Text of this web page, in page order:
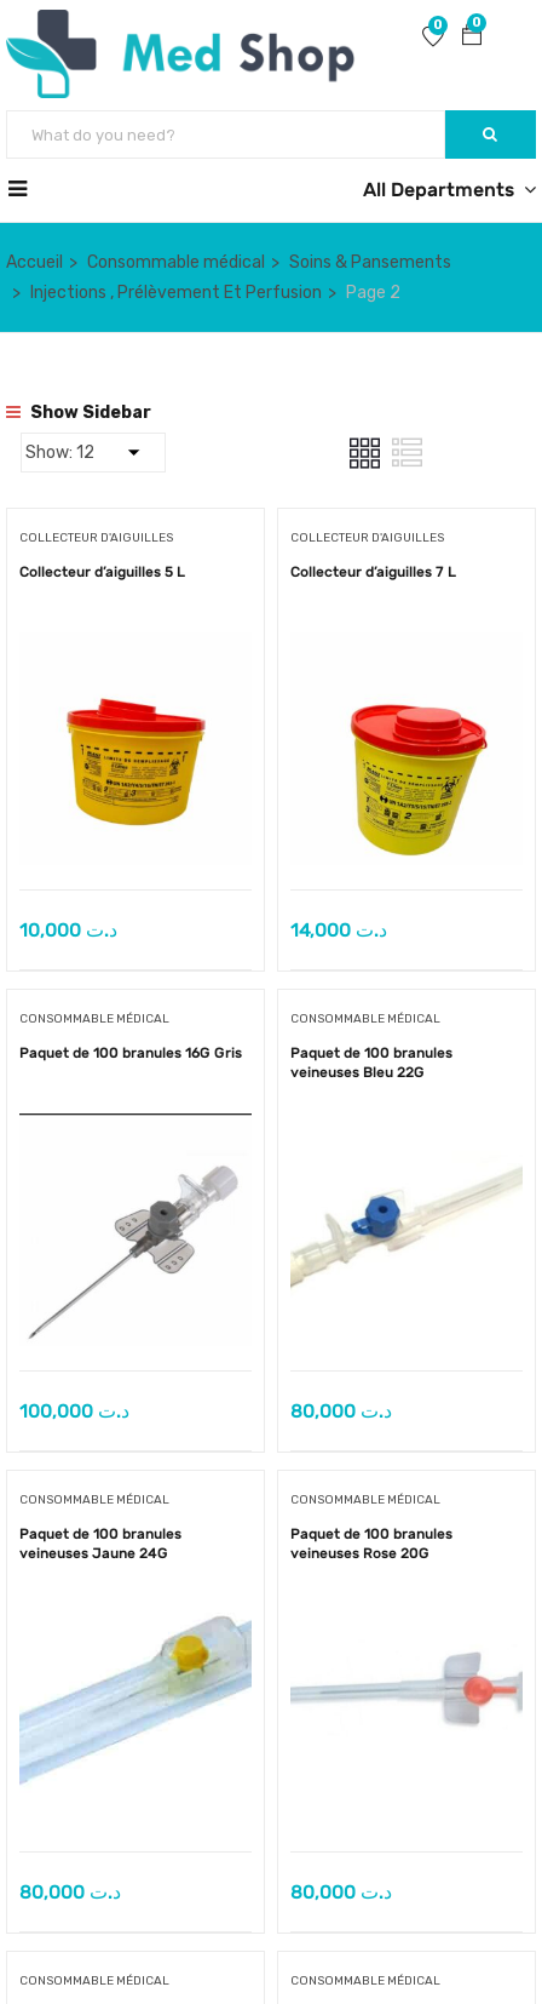
0
0
All Departments
Accueil Consommable médical
Soins & Pansements
Injections , Prélèvement Et Perfusion
Page 2
Show Sidebar
COLLECTEUR D'AIGUILLES
Collecteur d’aiguilles 5 L
د.ت
COLLECTEUR D'AIGUILLES
Collecteur d’aiguilles 7 L
د.ت
CONSOMMABLE MÉDICAL
Paquet de 100 branules 16G Gris
د.ت
CONSOMMABLE MÉDICAL
Paquet de 100 branules
veineuses Bleu 22G
د.ت
CONSOMMABLE MÉDICAL
Paquet de 100 branules
veineuses Jaune 24G
د.ت
CONSOMMABLE MÉDICAL
Paquet de 100 branules
veineuses Rose 20G
د.ت
CONSOMMABLE MÉDICAL CONSOMMABLE MÉDICAL